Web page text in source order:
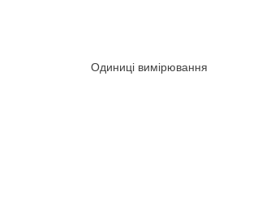
Одиниці вимірювання